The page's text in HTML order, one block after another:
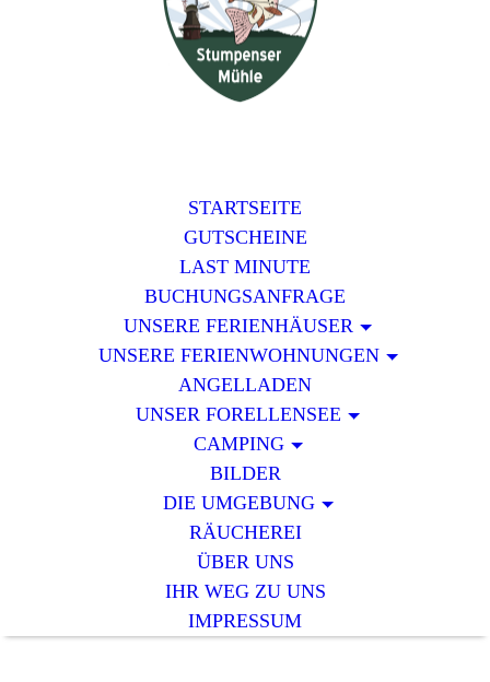
STARTSEITE
GUTSCHEINE
LAST MINUTE
BUCHUNGSANFRAGE
UNSERE FERIENHÄUSER
UNSERE FERIENWOHNUNGEN
ANGELLADEN
UNSER FORELLENSEE
CAMPING
BILDER
DIE UMGEBUNG
RÄUCHEREI
ÜBER UNS
IHR WEG ZU UNS
IMPRESSUM